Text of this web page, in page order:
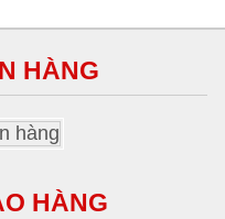
HÀNG
HÀNG